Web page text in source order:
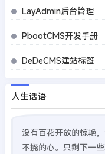
LayAdmin后台管理
PbootCMS开发手册
DeDeCMS建站标签
人生话语
没有百花开放的惊艳
不挠的心。只剩下一